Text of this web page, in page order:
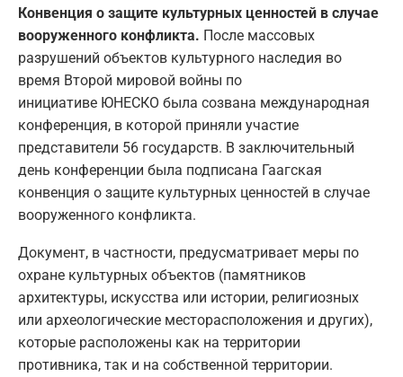
Конвенция о защите культурных ценностей в случае
вооруженного конфликта. После массовых
разрушений объектов культурного наследия во
время Второй мировой войны по
инициативе ЮНЕСКО была созвана международная
конференция, в которой приняли участие
представители 56 государств. В заключительный
день конференции была подписана Гаагская
конвенция о защите культурных ценностей в случае
вооруженного конфликта.
Документ, в частности, предусматривает меры по
охране культурных объектов (памятников
архитектуры, искусства или истории, религиозных
или археологические месторасположения и других),
которые расположены как на территории
противника, так и на собственной территории.